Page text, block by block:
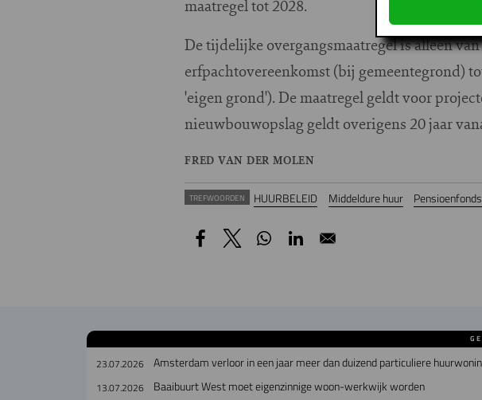
maatregel tot 2028.
De tijdelijke overgangsmaatregel is alleen
erfpachtovereenkomst (bij gemeentegrond)
'eigen grond'). De maatregel geldt voor
nieuwbouwopslag geldt overigens 20 jaar
FRED VAN DER MOLEN
TREFWOORDEN HUURBELEID Middeldure huur
23.07.2026 Amsterdam verloor in een jaar meer dan duizend particuliere
13.07.2026 Baaibuurt West moet eigenzinnige woon-werkwijk worden